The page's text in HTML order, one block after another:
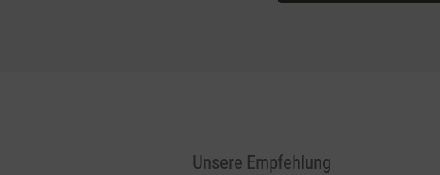
Unsere Empfehlung